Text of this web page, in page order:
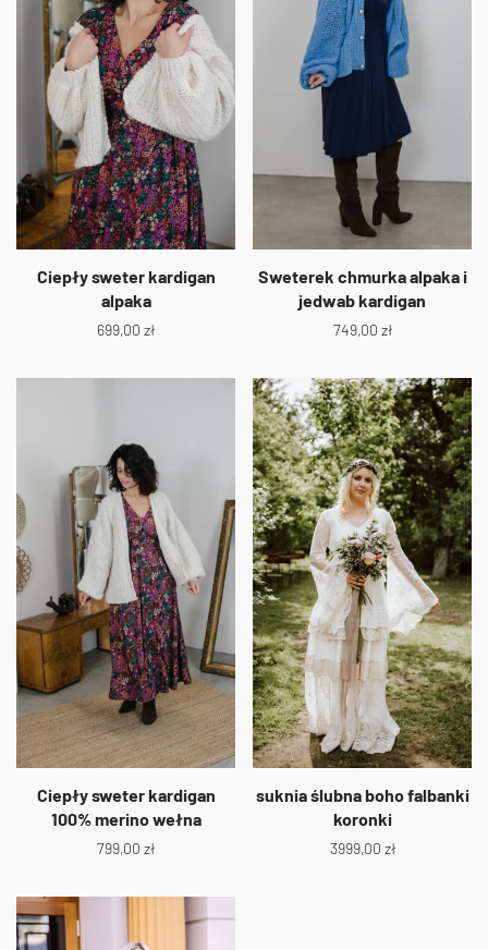
Ciepły sweter kardigan
alpaka
699,00 zł
Sweterek chmurka alpaka i
jedwab kardigan
749,00 zł
Ciepły sweter kardigan
100% merino wełna
799,00 zł
suknia ślubna boho falbanki
koronki
3999,00 zł